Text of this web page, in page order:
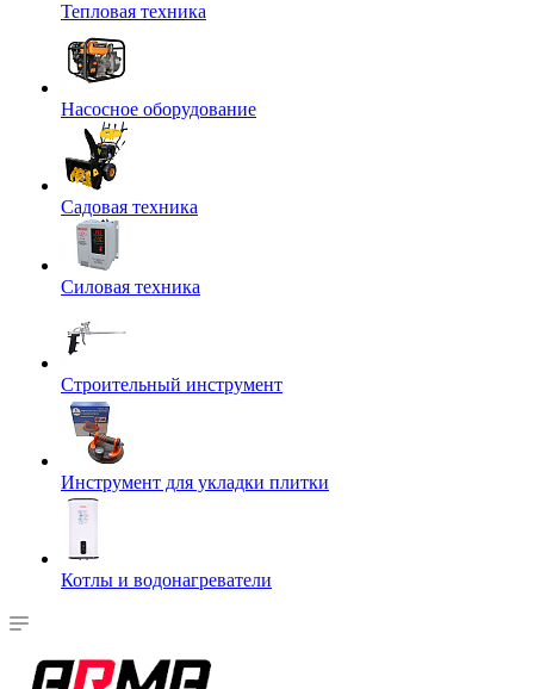
Тепловая техника
Насосное оборудование
Садовая техника
Силовая техника
Строительный инструмент
Инструмент для укладки плитки
Котлы и водонагреватели